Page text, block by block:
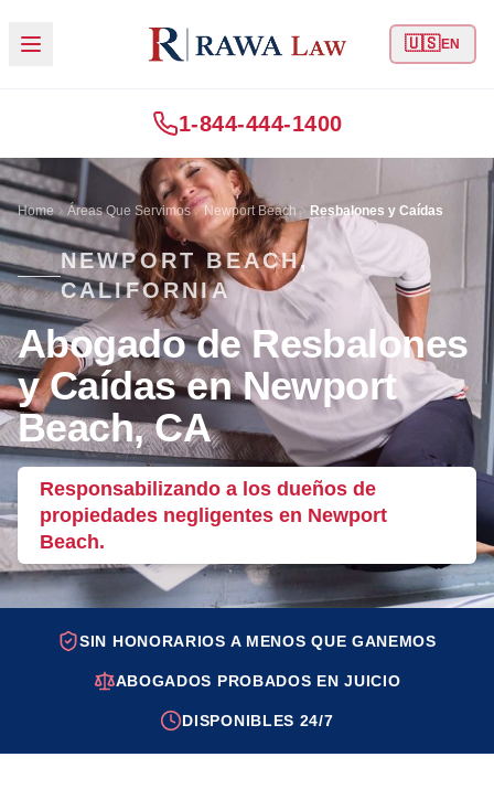
🇺🇸EN
1-844-444-1400
Home Áreas Que Servimos Newport Beach Resbalones y Caídas
NEWPORT BEACH,
CALIFORNIA
Abogado de Resbalones
y Caídas en Newport
Beach, CA
Responsabilizando a los dueños de
propiedades negligentes en Newport
Beach.
SIN HONORARIOS A MENOS QUE GANEMOS
ABOGADOS PROBADOS EN JUICIO
DISPONIBLES 24/7